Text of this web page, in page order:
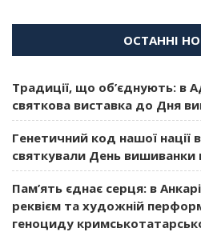
ОСТАННІ
Традиції, що об’єднують: в
святкова виставка до Дня
Генетичний код нашої нації
святкували День вишиванки
Пам’ять єднає серця: в
реквієм та художній
геноциду